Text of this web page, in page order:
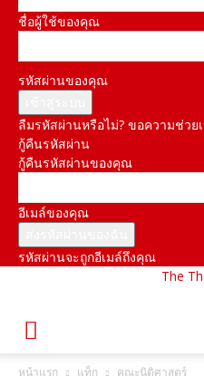
ชื่อผู้ใช้ของคุณ
รหัสผ่านของคุณ
ลืมรหัสผ่านหรือไม่? ขอความช่วย
กู้คืนรหัสผ่าน
กู้คืนรหัสผ่านของคุณ
อีเมล์ของคุณ
รหัสผ่านจะถูกอีเมล์ถึงคุณ
The
หน้าแรก แท็ก คณะนิติศาสตร์